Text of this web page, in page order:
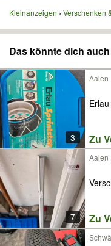
Kleinanzeigen Verschenken
Das könnte dich
3
Aalen
Zu
7
Aalen
Zu